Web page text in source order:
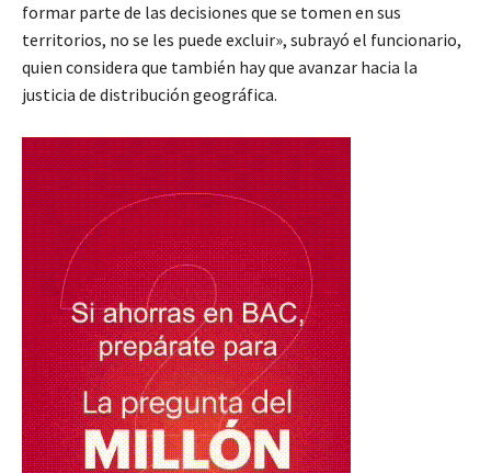
formar parte de las decisiones que se tomen en sus
territorios, no se les puede excluir», subrayó el funcionario,
quien considera que también hay que avanzar hacia la
justicia de distribución geográfica.